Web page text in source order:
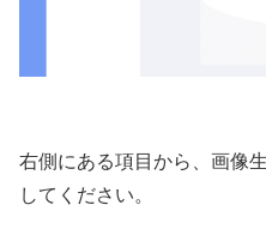
右側にある項目から、画像
してください。